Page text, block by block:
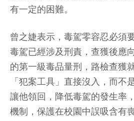
有一定的困難。
曾之婕表示，毒駕零容忍必須
毒駕已經涉及刑責，查獲後應
的第一級毒品量刑，路檢查獲
「犯案工具」直接沒入，而不
讓他領回，降低毒駕的發生率
機制，保護在校園中誤吸含有